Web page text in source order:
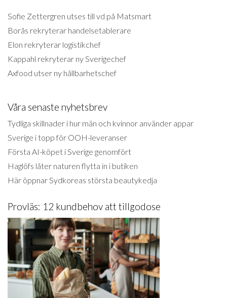
Sofie Zettergren utses till vd på Matsmart
Borås rekryterar handelsetablerare
Elon rekryterar logistikchef
Kappahl rekryterar ny Sverigechef
Axfood utser ny hållbarhetschef
Våra senaste nyhetsbrev
Tydliga skillnader i hur män och kvinnor använder appar
Sverige i topp för OOH-leveranser
Första AI-köpet i Sverige genomfört
Haglöfs låter naturen flytta in i butiken
Här öppnar Sydkoreas största beautykedja
Provläs: 12 kundbehov att tillgodose